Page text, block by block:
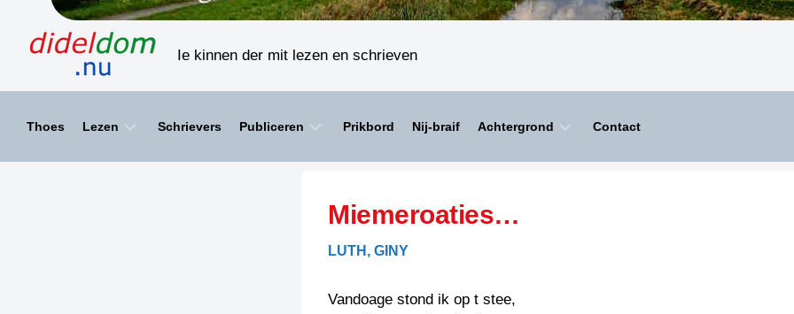
Ie kinnen der mit lezen en schrieven
Thoes Lezen
HAIKU’S
LIMERICKS
BIENOAMEN
LEGENDEN
Schrievers Publiceren
SPELLENSCONTROLE
SCHRIEFREGELS
Prikbord Nij-braif Achtergrond
KREUZE
Contact
Miemeroaties…
LUTH, GINY
Vandoage stond ik op t stee,